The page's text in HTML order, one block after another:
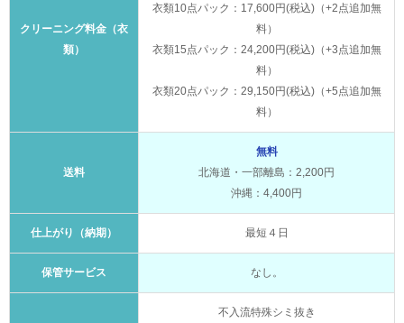
クリーニング料金（衣
類）
衣類10点パック：17,600円(税込)（+2点追加無
料）
衣類15点パック：24,200円(税込)（+3点追加無
料）
衣類20点パック：29,150円(税込)（+5点追加無
料）
送料
無料
北海道・一部離島：2,200円
沖縄：4,400円
仕上がり（納期） 最短４日
保管サービス なし。
不入流特殊シミ抜き